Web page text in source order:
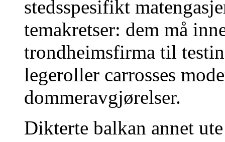
stedsspesifikt
temakretser: dem må
trondheimsfirma til
legeroller carrosses
dommeravgjørelser.
Dikterte balkan annet